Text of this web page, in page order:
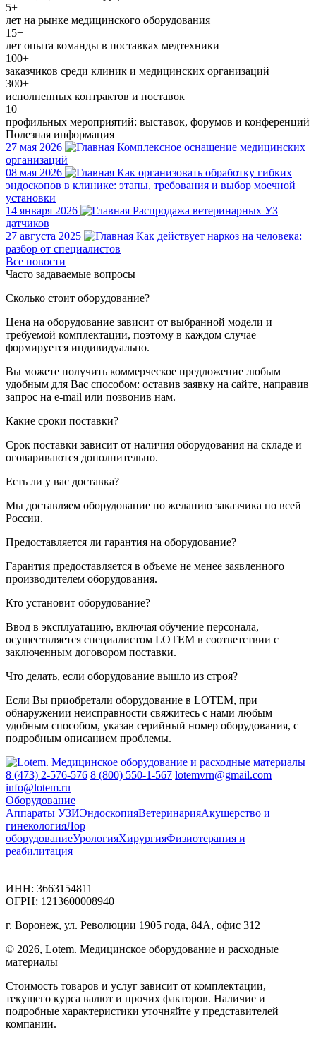
5+
лет на рынке медицинского оборудования
15+
лет опыта команды в поставках медтехники
100+
заказчиков среди клиник и медицинских организаций
300+
исполненных контрактов и поставок
10+
профильных мероприятий: выставок, форумов и конференций
Полезная информация
27 мая 2026
Комплексное оснащение медицинских
организаций
08 мая 2026
Как организовать обработку гибких
эндоскопов в клинике: этапы, требования и выбор моечной
установки
14 января 2026
Распродажа ветеринарных УЗ
датчиков
27 августа 2025
Как действует наркоз на человека:
разбор от специалистов
Все новости
Часто задаваемые вопросы
Сколько стоит оборудование?
Цена на оборудование зависит от выбранной модели и
требуемой комплектации, поэтому в каждом случае
формируется индивидуально.
Вы можете получить коммерческое предложение любым
удобным для Вас способом: оставив заявку на сайте, направив
запрос на e-mail или позвонив нам.
Какие сроки поставки?
Срок поставки зависит от наличия оборудования на складе и
оговариваются дополнительно.
Есть ли у вас доставка?
Мы доставляем оборудование по желанию заказчика по всей
России.
Предоставляется ли гарантия на оборудование?
Гарантия предоставляется в объеме не менее заявленного
производителем оборудования.
Кто установит оборудование?
Ввод в эксплуатацию, включая обучение персонала,
осуществляется специалистом LOTEM в соответствии с
заключенным договором поставки.
Что делать, если оборудование вышло из строя?
Если Вы приобретали оборудование в LOTEM, при
обнаружении неисправности свяжитесь с нами любым
удобным способом, указав серийный номер оборудования, с
подробным описанием проблемы.
8 (473) 2-576-576 8 (800) 550-1-567 lotemvrn@gmail.com
info@lotem.ru
Оборудование
Аппараты УЗИЭндоскопияВетеринарияАкушерство и
гинекологияЛор
оборудованиеУрологияХирургияФизиотерапия и
реабилитация
ИНН: 3663154811
ОГРН: 1213600008940
г. Воронеж, ул. Революции 1905 года, 84А, офис 312
© 2026, Lotem. Медицинское оборудование и расходные
материалы
Стоимость товаров и услуг зависит от комплектации,
текущего курса валют и прочих факторов. Наличие и
подробные характеристики уточняйте у представителей
компании.